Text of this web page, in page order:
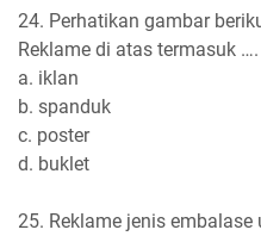
24. Perhatikan gambar
Reklame di atas termasuk ….
a. iklan
b. spanduk
c. poster
d. buklet
25. Reklame jenis